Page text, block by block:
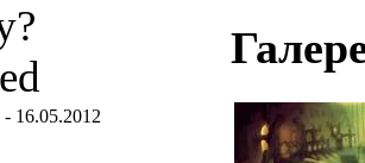
- 16.05.2012